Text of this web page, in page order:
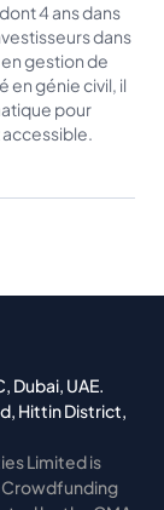
4 ans dans
dans
en gestion de
en génie civil, il
pour
Dubai, UAE.
Hittin District,
Limited is
Crowdfunding